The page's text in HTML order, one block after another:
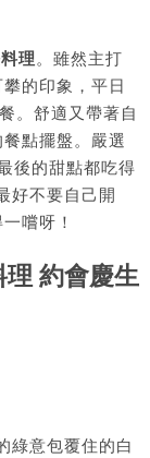
理。雖然主打
的印象，平日
。舒適又帶著自
點擺盤。嚴選
後的甜點都吃得
好不要自己開
嚐呀！
理 約會慶生
綠意包覆住的白